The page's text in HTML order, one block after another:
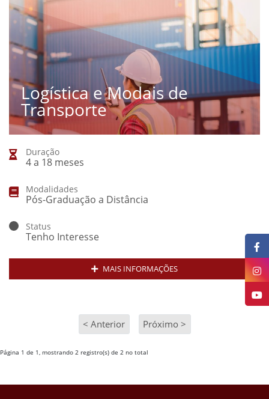
Logística e Modais de
Transporte
Duração
4 a 18 meses
Modalidades
Pós-Graduação a Distância
Status
Tenho Interesse
MAIS INFORMAÇÕES
< Anterior Próximo >
Página 1 de 1, mostrando 2 registro(s) de 2 no total